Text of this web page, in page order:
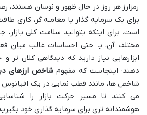
رمزارز هر روز در حال ظهور و نوسان هستند،
برای یک سرمایه گذار یا معامله گر، کاری
است. برای اینکه بتوانید سلامت کلی
مختلف آن، یا حتی احساسات غالب میان
ابزارهایی نیاز دارید که دیدگاهی کلان تر
دهند؛ اینجاست که مفهوم شاخص ارزهای
شاخص ها، مانند قطب نمایی در یک اقیانوس
می کنند تا مسیر حرکت بازار را
هوشمندانه تری برای سرمایه گذاری خود